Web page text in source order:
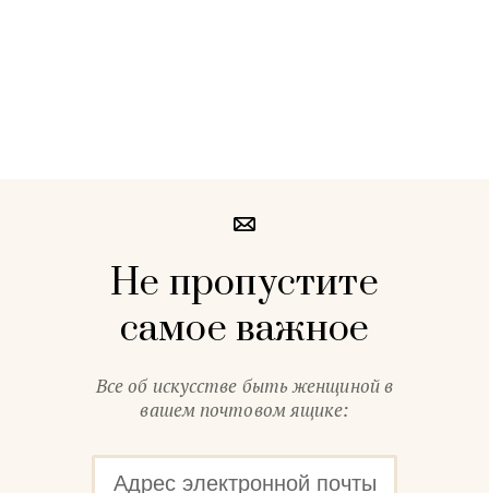
Не пропустите
самое важное
Все об искусстве быть женщиной в
вашем почтовом ящике: